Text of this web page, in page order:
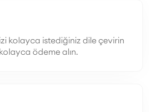
kolayca istediğiniz dile çevirin
ödeme alın.